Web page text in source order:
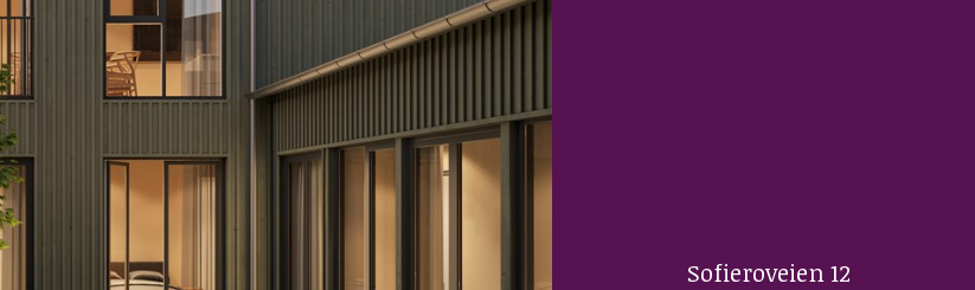
Bærekraft
Aktiv bydel
Grønne omgivelser
Arkitektur
Sofieroveien 12